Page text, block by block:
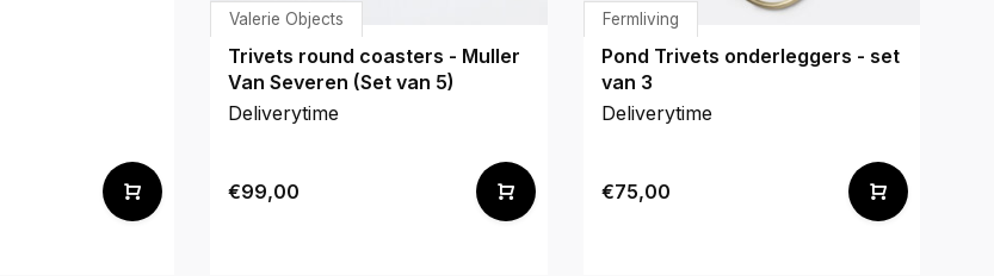
Valerie Objects
Trivets round coasters - Muller
Van Severen (Set van 5)
Deliverytime
€99,00
Fermliving
Pond Trivets onderleggers - set
van 3
Deliverytime
€75,00